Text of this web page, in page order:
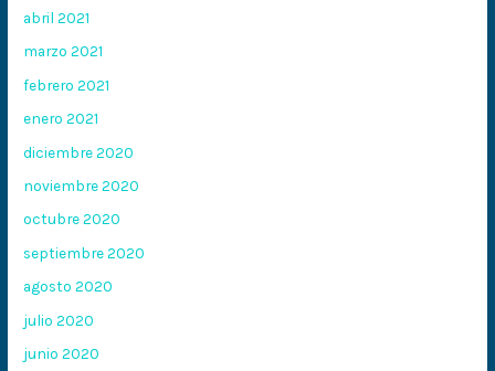
abril 2021
marzo 2021
febrero 2021
enero 2021
diciembre 2020
noviembre 2020
octubre 2020
septiembre 2020
agosto 2020
julio 2020
junio 2020